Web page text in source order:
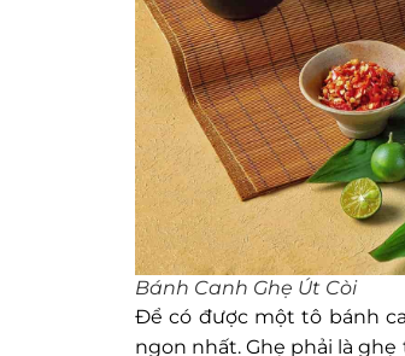
Bánh Canh Ghẹ Út Còi
Để có được một tô bánh
ngon nhất. Ghẹ phải là